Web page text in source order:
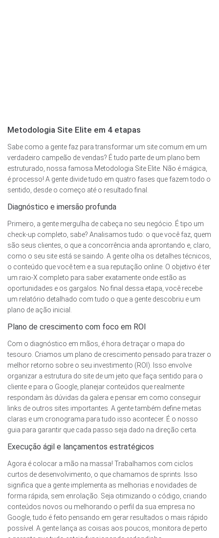
Metodologia Site Elite em 4 etapas
Sabe como a gente faz para transformar um site comum em um
verdadeiro campeão de vendas? É tudo parte de um plano bem
estruturado, nossa famosa Metodologia Site Elite. Não é mágica,
é processo! A gente divide tudo em quatro fases que fazem todo o
sentido, desde o começo até o resultado final.
Diagnóstico e imersão profunda
Primeiro, a gente mergulha de cabeça no seu negócio. É tipo um
check-up completo, sabe? Analisamos tudo: o que você faz, quem
são seus clientes, o que a concorrência anda aprontando e, claro,
como o seu site está se saindo. A gente olha os detalhes técnicos,
o conteúdo que você tem e a sua reputação online. O objetivo é ter
um raio-X completo para saber exatamente onde estão as
oportunidades e os gargalos. No final dessa etapa, você recebe
um relatório detalhado com tudo o que a gente descobriu e um
plano de ação inicial.
Plano de crescimento com foco em ROI
Com o diagnóstico em mãos, é hora de traçar o mapa do
tesouro. Criamos um plano de crescimento pensado para trazer o
melhor retorno sobre o seu investimento (ROI). Isso envolve
organizar a estrutura do site de um jeito que faça sentido para o
cliente e para o Google, planejar conteúdos que realmente
respondam às dúvidas da galera e pensar em como conseguir
links de outros sites importantes. A gente também define metas
claras e um cronograma para tudo isso acontecer. É o nosso
guia para garantir que cada passo seja dado na direção certa.
Execução ágil e lançamentos estratégicos
Agora é colocar a mão na massa! Trabalhamos com ciclos
curtos de desenvolvimento, o que chamamos de sprints. Isso
significa que a gente implementa as melhorias e novidades de
forma rápida, sem enrolação. Seja otimizando o código, criando
conteúdos novos ou melhorando o perfil da sua empresa no
Google, tudo é feito pensando em gerar resultados o mais rápido
possível. A gente lança as coisas aos poucos, monitora de perto